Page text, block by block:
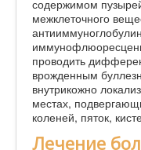
содержимом
межклеточного
проводить
врожденным
внутрикожно
местах,
коленей, пяток,
Лечение